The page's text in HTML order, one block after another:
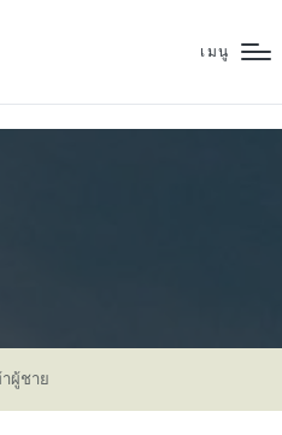
เมนู
าผู้ชาย